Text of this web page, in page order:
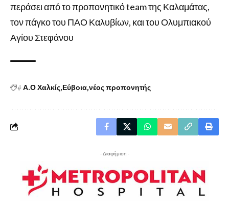
περάσει από το προπονητικό team της Καλαμάτας,
τον πάγκο του ΠΑΟ Καλυβίων, και του Ολυμπιακού
Αγίου Στεφάνου
#Α.Ο Χαλκίς Εύβοια νέος προπονητής
- Διαφήμιση -